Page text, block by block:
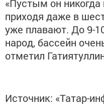
«Пустым он
приходя даже в
уже плавают. До 9-
народ, бассейн
отметил
Источник: «Татар-